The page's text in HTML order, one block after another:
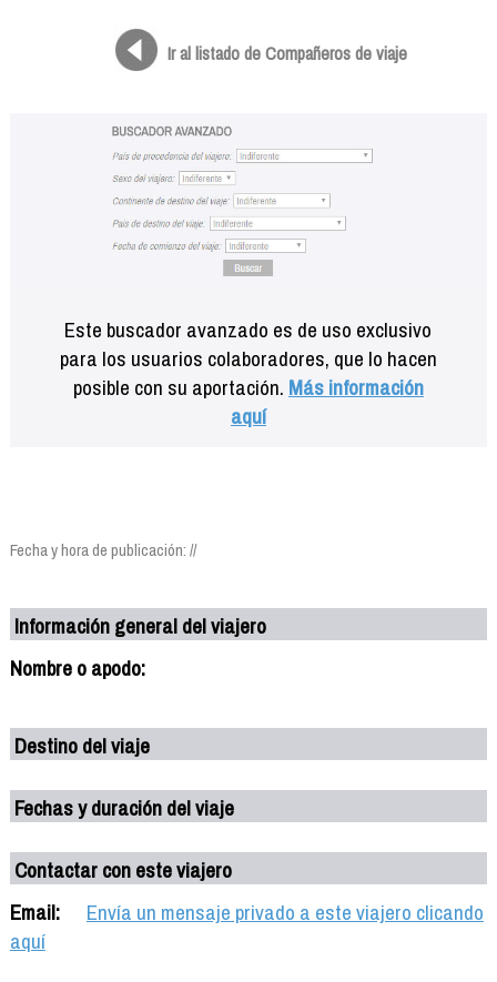
Ir al listado de Compañeros de viaje
Este buscador avanzado es de uso exclusivo
para los usuarios colaboradores, que lo hacen
posible con su aportación. Más información
aquí
Fecha y hora de publicación: //
Información general del viajero
Nombre o apodo:
Destino del viaje
Fechas y duración del viaje
Contactar con este viajero
Email:
Envía un mensaje privado a este viajero clicando
aquí